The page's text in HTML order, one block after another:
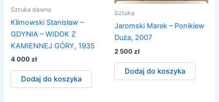
Sztuka dawna
Klimowski Stanisław –
GDYNIA – WIDOK Z
KAMIENNEJ GÓRY, 1935
4 000zł
Dodaj do koszyka
Sztuka
Jaromski Marek – Ponikiew
Duża, 2007
2 500zł
Dodaj do koszyka